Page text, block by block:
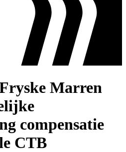
Marren
compensatie
CTB